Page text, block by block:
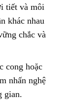
tiết và môi
khác nhau
chắc và
cong hoặc
nhấn nghệ
gian.